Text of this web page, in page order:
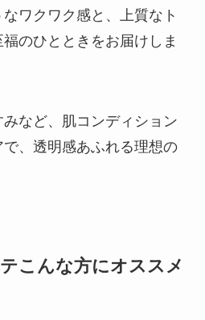
ワクワク感と、上質なト
のひとときをお届けしま
など、肌コンディション
、透明感あふれる理想の
こんな方にオススメ